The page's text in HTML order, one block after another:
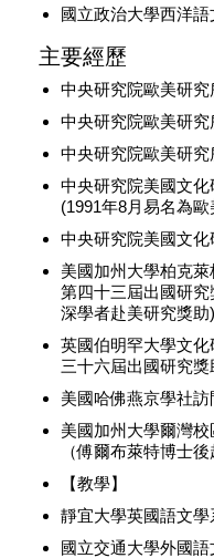
國立政治大學西洋
主要經歷
中央研究院歐美研究
中央研究院歐美研究
中央研究院歐美研究
中央研究院美國文化
(1991年8月易名為
中央研究院美國文化
美國加州大學柏克
第四十三屆出國研
深學者赴美研究獎助)
英國伯明罕大學文
三十六屆出國研究獎
美國哈佛燕京學社訪
美國加州大學爾灣
（傅爾布萊特博士
【教學】
靜宜大學英國語文學
國立交通大學外國語